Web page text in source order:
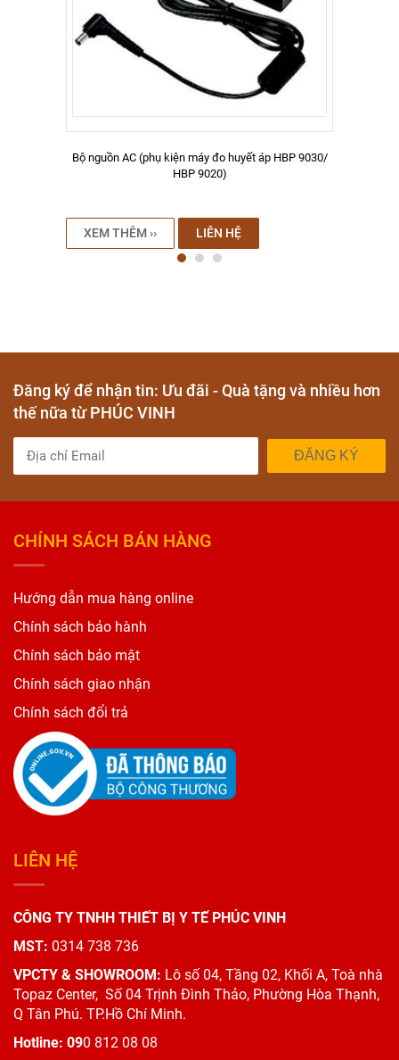
Bộ nguồn AC (phụ kiện máy đo huyết áp HBP 9030/
HBP 9020)
XEM THÊM ›› LIÊN HỆ
Đăng ký để nhận tin: Ưu đãi - Quà tặng và nhiều hơn
thế nữa từ PHÚC VINH
ĐĂNG KÝ
CHÍNH SÁCH BÁN HÀNG
Hướng dẫn mua hàng online
Chính sách bảo hành
Chính sách bảo mật
Chính sách giao nhận
Chính sách đổi trả
LIÊN HỆ
CÔNG TY TNHH THIẾT BỊ Y TẾ PHÚC VINH
MST: 0314 738 736
VPCTY & SHOWROOM: Lô số 04, Tầng 02, Khối A, Toà nhà
Topaz Center, Số 04 Trịnh Đình Thảo, Phường Hòa Thạnh,
Q Tân Phú. TP.Hồ Chí Minh.
Hotline: 090 812 08 08